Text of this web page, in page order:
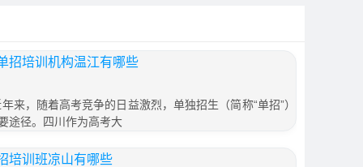
招培训机构温江有哪些
来，随着高考竞争的日益激烈，单独招生（简称“单招”）
途径。四川作为高考大
培训班凉山有哪些